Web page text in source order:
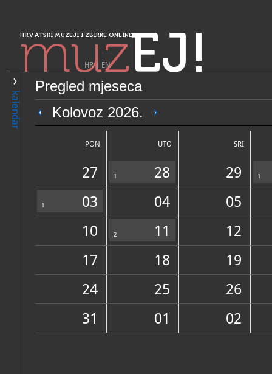
HRVATSKI MUZEJI I ZBIRKE ONLINE
muzEJ!
HR| EN
kalendar
Pregled mjeseca
Kolovoz 2026.
PON UTO SRI
27 1 28 29 1
1 03 04
05
10
2 11
12
17
18
19
24
25
26
31
01 02
PRETRAŽIVANJE
Sjeverozapadna Hrvatska
Galerija izvorne umjetnosti
OPĆI PODACI
Zbirke